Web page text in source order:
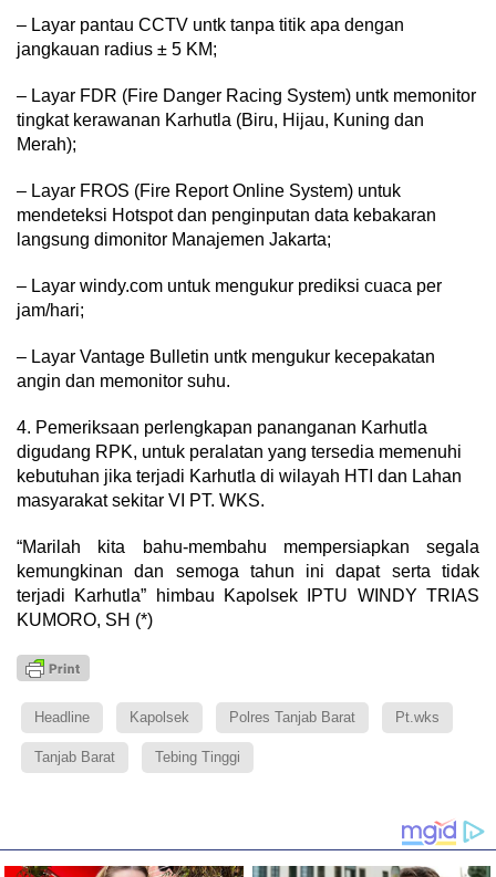
– Layar pantau CCTV untk tanpa titik apa dengan
jangkauan radius ± 5 KM;
– Layar FDR (Fire Danger Racing System) untk memonitor
tingkat kerawanan Karhutla (Biru, Hijau, Kuning dan
Merah);
– Layar FROS (Fire Report Online System) untuk
mendeteksi Hotspot dan penginputan data kebakaran
langsung dimonitor Manajemen Jakarta;
– Layar windy.com untuk mengukur prediksi cuaca per
jam/hari;
– Layar Vantage Bulletin untk mengukur kecepakatan
angin dan memonitor suhu.
4. Pemeriksaan perlengkapan pananganan Karhutla
digudang RPK, untuk peralatan yang tersedia memenuhi
kebutuhan jika terjadi Karhutla di wilayah HTI dan Lahan
masyarakat sekitar VI PT. WKS.
“Marilah kita bahu-membahu mempersiapkan segala
kemungkinan dan semoga tahun ini dapat serta tidak
terjadi Karhutla” himbau Kapolsek IPTU WINDY TRIAS
KUMORO, SH (*)
Headline Kapolsek Polres Tanjab Barat Pt.wks
Tanjab Barat Tebing Tinggi